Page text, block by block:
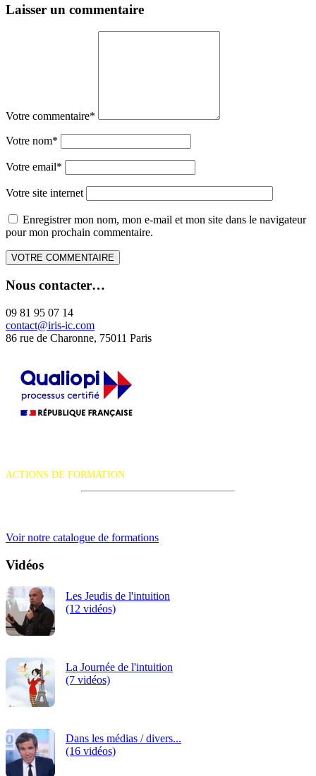
Laisser un commentaire
Votre commentaire*
Votre nom*
Votre email*
Votre site internet
Enregistrer mon nom, mon e-mail et mon site dans le navigateur
pour mon prochain commentaire.
Nous contacter…
09 81 95 07 14
contact@iris-ic.com
86 rue de Charonne, 75011 Paris
ACTIONS DE FORMATION
Voir notre catalogue de formations
Vidéos
Les Jeudis de l'intuition
(12 vidéos)
La Journée de l'intuition
(7 vidéos)
Dans les médias / divers...
(16 vidéos)